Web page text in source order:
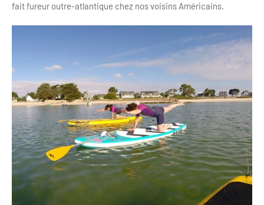
fait fureur outre-atlantique chez nos voisins Américains.